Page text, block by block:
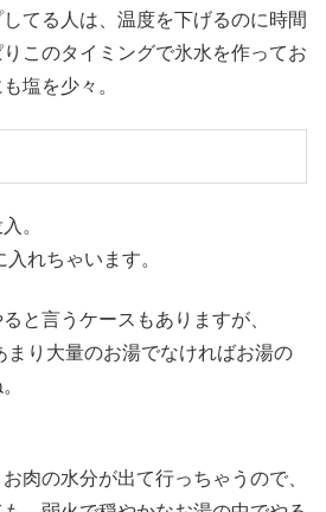
てる人は、温度を下げるのに時間
このタイミングで氷水を作ってお
塩を少々。
。
れちゃいます。
と言うケースもありますが、
まり大量のお湯でなければお湯の
肉の水分が出て行っちゃうので、